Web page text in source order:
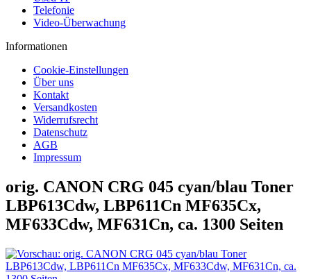
Telefonie
Video-Überwachung
Informationen
Cookie-Einstellungen
Über uns
Kontakt
Versandkosten
Widerrufsrecht
Datenschutz
AGB
Impressum
orig. CANON CRG 045 cyan/blau Toner
LBP613Cdw, LBP611Cn MF635Cx,
MF633Cdw, MF631Cn, ca. 1300 Seiten